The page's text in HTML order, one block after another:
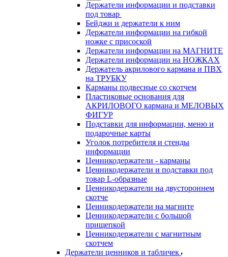
Держатели информации и подставки
под товар
Бейджи и держатели к ним
Держатели информации на гибкой
ножке с присоской
Держатели информации на МАГНИТЕ
Держатели информации на НОЖКАХ
Держатель акрилового кармана и ПВХ
на ТРУБКУ
Карманы подвесные со скотчем
Пластиковые основания для
АКРИЛОВОГО кармана и МЕЛОВЫХ
ФИГУР
Подставки для информации, меню и
подарочные карты
Уголок потребителя и стенды
информации
Ценникодержатели - карманы
Ценникодержатели и подставки под
товар L-образные
Ценникодержатели на двустороннем
скотче
Ценникодержатели на магните
Ценникодержатели с большой
прищепкой
Ценникодержатели с магнитным
скотчем
Держатели ценников и табличек